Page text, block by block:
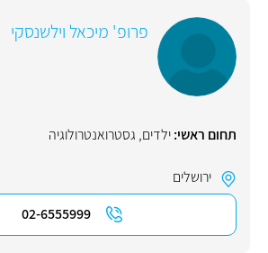
פרופ' מיכאל וילשנסקי
תחום ראשי:ילדים, גסטרואנטרולוגיה
ירושלים
02-6555999